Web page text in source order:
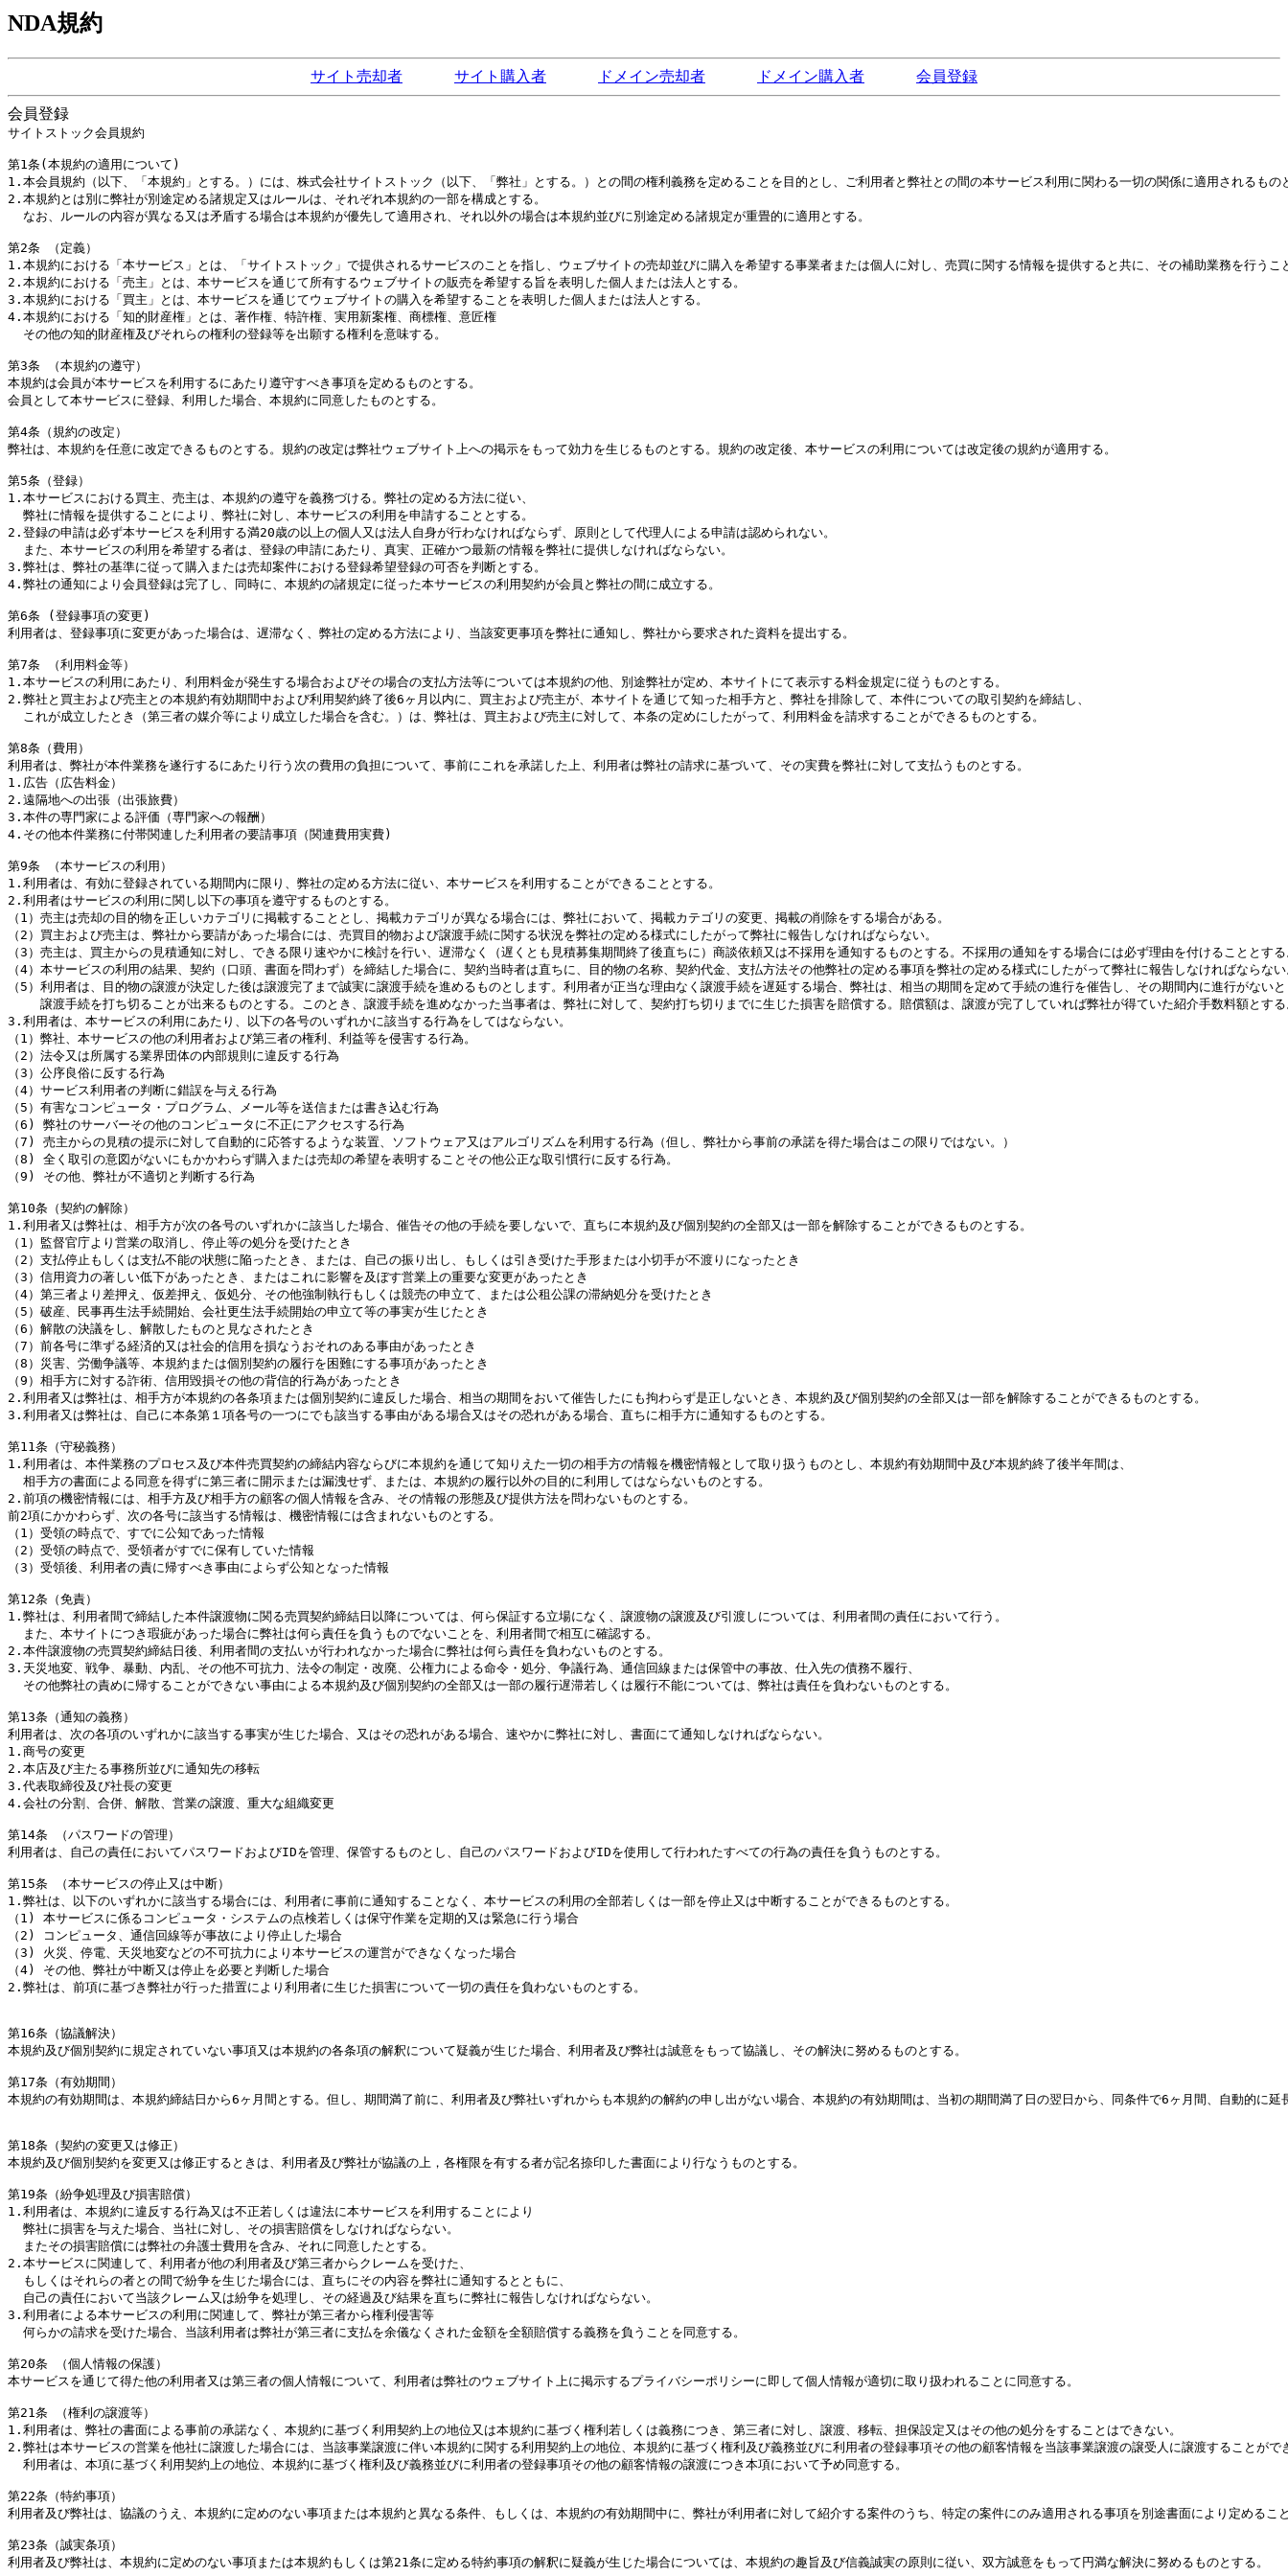
NDA規約
サイト売却者 サイト購入者 ドメイン売却者 ドメイン購入者 会員登録
会員登録
サイトストック会員規約
第1条(本規約の適用について)
1.本会員規約（以下、「本規約」とする。）には、株式会社サイトストック（以下、「弊社」とする。）との間の権利義務を定めることを目的とし、ご利用者と弊社との間の本サービス利用に関わる一切の関係に適用されるもの
2.本規約とは別に弊社が別途定める諸規定又はルールは、それぞれ本規約の一部を構成とする。
  なお、ルールの内容が異なる又は矛盾する場合は本規約が優先して適用され、それ以外の場合は本規約並びに別途定める諸規定が重畳的に適用とする。
第2条 （定義）
1.本規約における「本サービス」とは、「サイトストック」で提供されるサービスのことを指し、ウェブサイトの売却並びに購入を希望する事業者または個人に対し、売買に関する情報を提供すると共に、その補助業務を行うこ
2.本規約における「売主」とは、本サービスを通じて所有するウェブサイトの販売を希望する旨を表明した個人または法人とする。
3.本規約における「買主」とは、本サービスを通じてウェブサイトの購入を希望することを表明した個人または法人とする。
4.本規約における「知的財産権」とは、著作権、特許権、実用新案権、商標権、意匠権
  その他の知的財産権及びそれらの権利の登録等を出願する権利を意味する。
第3条 （本規約の遵守）
本規約は会員が本サービスを利用するにあたり遵守すべき事項を定めるものとする。
会員として本サービスに登録、利用した場合、本規約に同意したものとする。
第4条（規約の改定）
弊社は、本規約を任意に改定できるものとする。規約の改定は弊社ウェブサイト上への掲示をもって効力を生じるものとする。規約の改定後、本サービスの利用については改定後の規約が適用する。
第5条（登録）
1.本サービスにおける買主、売主は、本規約の遵守を義務づける。弊社の定める方法に従い、
  弊社に情報を提供することにより、弊社に対し、本サービスの利用を申請することとする。
2.登録の申請は必ず本サービスを利用する満20歳の以上の個人又は法人自身が行わなければならず、原則として代理人による申請は認められない。
  また、本サービスの利用を希望する者は、登録の申請にあたり、真実、正確かつ最新の情報を弊社に提供しなければならない。
3.弊社は、弊社の基準に従って購入または売却案件における登録希望登録の可否を判断とする。
4.弊社の通知により会員登録は完了し、同時に、本規約の諸規定に従った本サービスの利用契約が会員と弊社の間に成立する。
第6条 (登録事項の変更)
利用者は、登録事項に変更があった場合は、遅滞なく、弊社の定める方法により、当該変更事項を弊社に通知し、弊社から要求された資料を提出する。
第7条 （利用料金等）
1.本サービスの利用にあたり、利用料金が発生する場合およびその場合の支払方法等については本規約の他、別途弊社が定め、本サイトにて表示する料金規定に従うものとする。
2.弊社と買主および売主との本規約有効期間中および利用契約終了後6ヶ月以内に、買主および売主が、本サイトを通じて知った相手方と、弊社を排除して、本件についての取引契約を締結し、
  これが成立したとき（第三者の媒介等により成立した場合を含む。）は、弊社は、買主および売主に対して、本条の定めにしたがって、利用料金を請求することができるものとする。
第8条（費用）
利用者は、弊社が本件業務を遂行するにあたり行う次の費用の負担について、事前にこれを承諾した上、利用者は弊社の請求に基づいて、その実費を弊社に対して支払うものとする。
1.広告（広告料金）
2.遠隔地への出張（出張旅費）
3.本件の専門家による評価（専門家への報酬）
4.その他本件業務に付帯関連した利用者の要請事項（関連費用実費)
第9条 （本サービスの利用）
1.利用者は、有効に登録されている期間内に限り、弊社の定める方法に従い、本サービスを利用することができることとする。
2.利用者はサービスの利用に関し以下の事項を遵守するものとする。
（1）売主は売却の目的物を正しいカテゴリに掲載することとし、掲載カテゴリが異なる場合には、弊社において、掲載カテゴリの変更、掲載の削除をする場合がある。
（2）買主および売主は、弊社から要請があった場合には、売買目的物および譲渡手続に関する状況を弊社の定める様式にしたがって弊社に報告しなければならない。
（3）売主は、買主からの見積通知に対し、できる限り速やかに検討を行い、遅滞なく（遅くとも見積募集期間終了後直ちに）商談依頼又は不採用を通知するものとする。不採用の通知をする場合には必ず理由を付けることとす
（4）本サービスの利用の結果、契約（口頭、書面を問わず）を締結した場合に、契約当時者は直ちに、目的物の名称、契約代金、支払方法その他弊社の定める事項を弊社の定める様式にしたがって弊社に報告しなければならな
（5）利用者は、目的物の譲渡が決定した後は譲渡完了まで誠実に譲渡手続を進めるものとします。利用者が正当な理由なく譲渡手続を遅延する場合、弊社は、相当の期間を定めて手続の進行を催告し、その期間内に進行がない
譲渡手続を打ち切ることが出来るものとする。このとき、譲渡手続を進めなかった当事者は、弊社に対して、契約打ち切りまでに生じた損害を賠償する。賠償額は、譲渡が完了していれば弊社が得ていた紹介手数料額とす
3.利用者は、本サービスの利用にあたり、以下の各号のいずれかに該当する行為をしてはならない。
（1）弊社、本サービスの他の利用者および第三者の権利、利益等を侵害する行為。
（2）法令又は所属する業界団体の内部規則に違反する行為
（3）公序良俗に反する行為
（4）サービス利用者の判断に錯誤を与える行為
（5）有害なコンピュータ・プログラム、メール等を送信または書き込む行為
（6) 弊社のサーバーその他のコンピュータに不正にアクセスする行為
（7) 売主からの見積の提示に対して自動的に応答するような装置、ソフトウェア又はアルゴリズムを利用する行為（但し、弊社から事前の承諾を得た場合はこの限りではない。）
（8) 全く取引の意図がないにもかかわらず購入または売却の希望を表明することその他公正な取引慣行に反する行為。
（9) その他、弊社が不適切と判断する行為
第10条（契約の解除）
1.利用者又は弊社は、相手方が次の各号のいずれかに該当した場合、催告その他の手続を要しないで、直ちに本規約及び個別契約の全部又は一部を解除することができるものとする。
（1）監督官庁より営業の取消し、停止等の処分を受けたとき
（2）支払停止もしくは支払不能の状態に陥ったとき、または、自己の振り出し、もしくは引き受けた手形または小切手が不渡りになったとき
（3）信用資力の著しい低下があったとき、またはこれに影響を及ぼす営業上の重要な変更があったとき
（4）第三者より差押え、仮差押え、仮処分、その他強制執行もしくは競売の申立て、または公租公課の滞納処分を受けたとき
（5）破産、民事再生法手続開始、会社更生法手続開始の申立て等の事実が生じたとき
（6）解散の決議をし、解散したものと見なされたとき
（7）前各号に準ずる経済的又は社会的信用を損なうおそれのある事由があったとき
（8）災害、労働争議等、本規約または個別契約の履行を困難にする事項があったとき
（9）相手方に対する詐術、信用毀損その他の背信的行為があったとき
2.利用者又は弊社は、相手方が本規約の各条項または個別契約に違反した場合、相当の期間をおいて催告したにも拘わらず是正しないとき、本規約及び個別契約の全部又は一部を解除することができるものとする。
3.利用者又は弊社は、自己に本条第１項各号の一つにでも該当する事由がある場合又はその恐れがある場合、直ちに相手方に通知するものとする。
第11条（守秘義務）
1.利用者は、本件業務のプロセス及び本件売買契約の締結内容ならびに本規約を通じて知りえた一切の相手方の情報を機密情報として取り扱うものとし、本規約有効期間中及び本規約終了後半年間は、
  相手方の書面による同意を得ずに第三者に開示または漏洩せず、または、本規約の履行以外の目的に利用してはならないものとする。
2.前項の機密情報には、相手方及び相手方の顧客の個人情報を含み、その情報の形態及び提供方法を問わないものとする。
前2項にかかわらず、次の各号に該当する情報は、機密情報には含まれないものとする。
（1）受領の時点で、すでに公知であった情報
（2）受領の時点で、受領者がすでに保有していた情報
（3）受領後、利用者の責に帰すべき事由によらず公知となった情報
第12条（免責）
1.弊社は、利用者間で締結した本件譲渡物に関る売買契約締結日以降については、何ら保証する立場になく、譲渡物の譲渡及び引渡しについては、利用者間の責任において行う。
  また、本サイトにつき瑕疵があった場合に弊社は何ら責任を負うものでないことを、利用者間で相互に確認する。
2.本件譲渡物の売買契約締結日後、利用者間の支払いが行われなかった場合に弊社は何ら責任を負わないものとする。
3.天災地変、戦争、暴動、内乱、その他不可抗力、法令の制定・改廃、公権力による命令・処分、争議行為、通信回線または保管中の事故、仕入先の債務不履行、
  その他弊社の責めに帰することができない事由による本規約及び個別契約の全部又は一部の履行遅滞若しくは履行不能については、弊社は責任を負わないものとする。
第13条（通知の義務）
利用者は、次の各項のいずれかに該当する事実が生じた場合、又はその恐れがある場合、速やかに弊社に対し、書面にて通知しなければならない。
1.商号の変更
2.本店及び主たる事務所並びに通知先の移転
3.代表取締役及び社長の変更
4.会社の分割、合併、解散、営業の譲渡、重大な組織変更
第14条 （パスワードの管理）
利用者は、自己の責任においてパスワードおよびIDを管理、保管するものとし、自己のパスワードおよびIDを使用して行われたすべての行為の責任を負うものとする。
第15条 （本サービスの停止又は中断）
1.弊社は、以下のいずれかに該当する場合には、利用者に事前に通知することなく、本サービスの利用の全部若しくは一部を停止又は中断することができるものとする。
（1) 本サービスに係るコンピュータ・システムの点検若しくは保守作業を定期的又は緊急に行う場合
（2) コンピュータ、通信回線等が事故により停止した場合
（3) 火災、停電、天災地変などの不可抗力により本サービスの運営ができなくなった場合
（4) その他、弊社が中断又は停止を必要と判断した場合
2.弊社は、前項に基づき弊社が行った措置により利用者に生じた損害について一切の責任を負わないものとする。
第16条（協議解決）
本規約及び個別契約に規定されていない事項又は本規約の各条項の解釈について疑義が生じた場合、利用者及び弊社は誠意をもって協議し、その解決に努めるものとする。
第17条（有効期間）
本規約の有効期間は、本規約締結日から6ヶ月間とする。但し、期間満了前に、利用者及び弊社いずれからも本規約の解約の申し出がない場合、本規約の有効期間は、当初の期間満了日の翌日から、同条件で6ヶ月間、自動的に延
第18条（契約の変更又は修正）
本規約及び個別契約を変更又は修正するときは、利用者及び弊社が協議の上，各権限を有する者が記名捺印した書面により行なうものとする。
第19条（紛争処理及び損害賠償）
1.利用者は、本規約に違反する行為又は不正若しくは違法に本サービスを利用することにより
  弊社に損害を与えた場合、当社に対し、その損害賠償をしなければならない。
  またその損害賠償には弊社の弁護士費用を含み、それに同意したとする。
2.本サービスに関連して、利用者が他の利用者及び第三者からクレームを受けた、
  もしくはそれらの者との間で紛争を生じた場合には、直ちにその内容を弊社に通知するとともに、
  自己の責任において当該クレーム又は紛争を処理し、その経過及び結果を直ちに弊社に報告しなければならない。
3.利用者による本サービスの利用に関連して、弊社が第三者から権利侵害等
  何らかの請求を受けた場合、当該利用者は弊社が第三者に支払を余儀なくされた金額を全額賠償する義務を負うことを同意する。
第20条 （個人情報の保護）
本サービスを通じて得た他の利用者又は第三者の個人情報について、利用者は弊社のウェブサイト上に掲示するプライバシーポリシーに即して個人情報が適切に取り扱われることに同意する。
第21条 （権利の譲渡等）
1.利用者は、弊社の書面による事前の承諾なく、本規約に基づく利用契約上の地位又は本規約に基づく権利若しくは義務につき、第三者に対し、譲渡、移転、担保設定又はその他の処分をすることはできない。
2.弊社は本サービスの営業を他社に譲渡した場合には、当該事業譲渡に伴い本規約に関する利用契約上の地位、本規約に基づく権利及び義務並びに利用者の登録事項その他の顧客情報を当該事業譲渡の譲受人に譲渡することがで
  利用者は、本項に基づく利用契約上の地位、本規約に基づく権利及び義務並びに利用者の登録事項その他の顧客情報の譲渡につき本項において予め同意する。
第22条（特約事項）
利用者及び弊社は、協議のうえ、本規約に定めのない事項または本規約と異なる条件、もしくは、本規約の有効期間中に、弊社が利用者に対して紹介する案件のうち、特定の案件にのみ適用される事項を別途書面により定めるこ
第23条（誠実条項）
利用者及び弊社は、本規約に定めのない事項または本規約もしくは第21条に定める特約事項の解釈に疑義が生じた場合については、本規約の趣旨及び信義誠実の原則に従い、双方誠意をもって円満な解決に努めるものとする。